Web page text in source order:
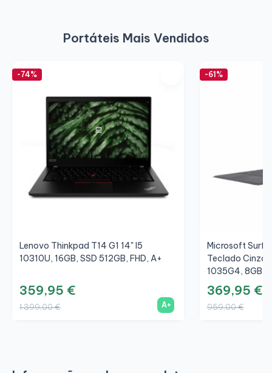
Portáteis Mais Vendidos
-74%
Lenovo Thinkpad T14 G1 14" I5
10310U, 16GB, SSD 512GB, FHD, A+
359,95 €
1 399,00 € A+
-61%
Microsoft
Teclado Cinza/
1035G4, 8GB,
369,95 €
959,00 €